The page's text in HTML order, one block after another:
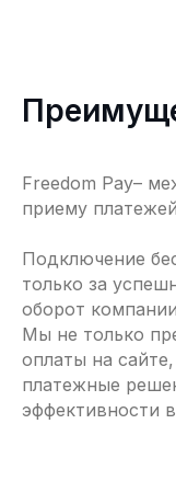
Freedom Pay–
приему
Подключение
только за
оборот
Мы не только
оплаты на
платежные
эффективности